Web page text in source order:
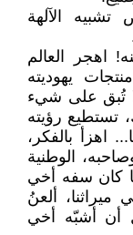
الآلهة
اهجر العالم
يهوديته
تُبق على شيء
تستطيع رؤيته
اهزأ بالفكر،
الوطنية
كان سفه أخي
ألعنُ
أن أشبّه أخي